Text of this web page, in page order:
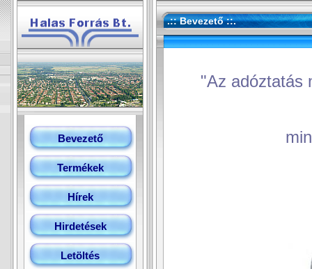
.:: Bevezető ::.
Bevezető
Termékek
Hírek
Hirdetések
Letöltés
"Az adóztatás